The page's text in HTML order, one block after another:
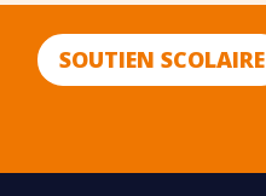
SOUTIEN SCOLAIRE